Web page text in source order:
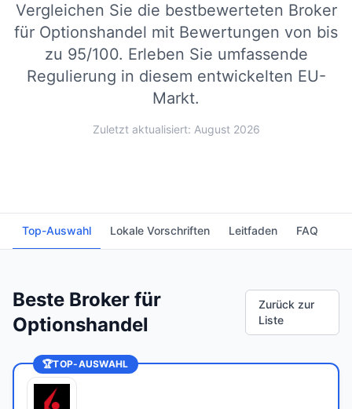
Vergleichen Sie die bestbewerteten Broker
für Optionshandel mit Bewertungen von bis
zu 95/100. Erleben Sie umfassende
Regulierung in diesem entwickelten EU-
Markt.
Zuletzt aktualisiert: August 2026
Top-Auswahl Lokale Vorschriften Leitfaden FAQ
Beste Broker für
Optionshandel
Zurück zur
Liste
🏆TOP-AUSWAHL